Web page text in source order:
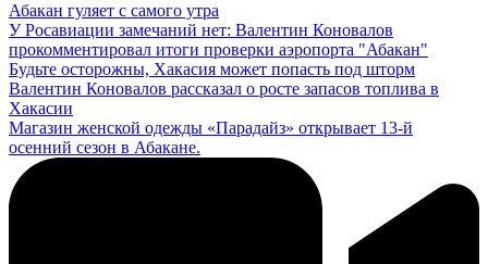
Абакан гуляет с самого утра
У Росавиации замечаний нет: Валентин Коновалов
прокомментировал итоги проверки аэропорта "Абакан"
Будьте осторожны, Хакасия может попасть под шторм
Валентин Коновалов рассказал о росте запасов топлива в
Хакасии
Магазин женской одежды «Парадайз» открывает 13-й
осенний сезон в Абакане.